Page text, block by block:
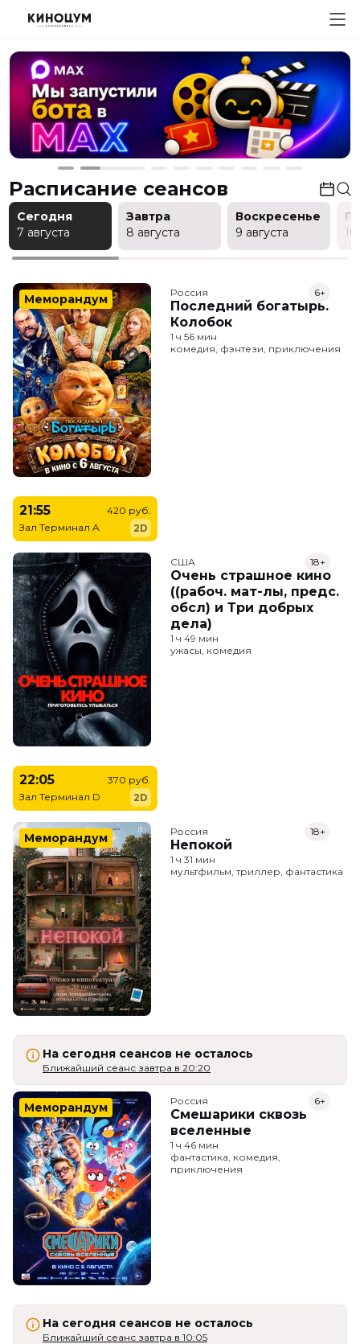
Расписание сеансов
Сегодня
7 августа
Завтра
8 августа
Воскресенье
9 августа
Меморандум Россия
Последний богатырь.
Колобок
6+
1 ч 56 мин
комедия, фэнтези, приключения
21:55
Зал Терминал A
420 руб.
2D
США
Очень страшное кино
((рабоч. мат-лы, предс.
обсл) и Три добрых
дела)
18+
1 ч 49 мин
ужасы, комедия
22:05
Зал Терминал D
370 руб.
2D
Меморандум Россия
Непокой
18+
1 ч 31 мин
мультфильм, триллер, фантастика
На сегодня сеансов не осталось
Ближайший сеанс завтра в 20:20
Меморандум Россия
Смешарики сквозь
вселенные
6+
1 ч 46 мин
фантастика, комедия,
приключения
На сегодня сеансов не осталось
Ближайший сеанс завтра в 10:05